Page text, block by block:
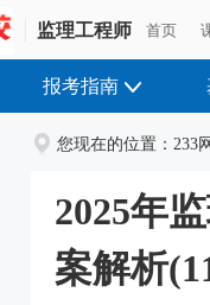
监理工程师 首页
报考指南
您现在的位置： 233
2025年
案解析